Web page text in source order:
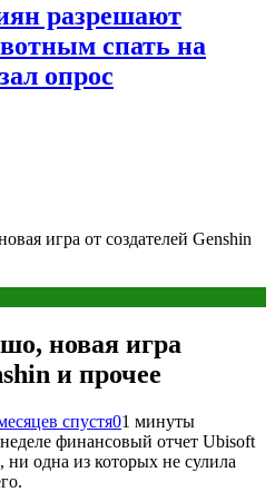
разрешают
спать на
опрос
игра от создателей Genshin
новая игра
и прочее
спустя01 минуты
финансовый отчет Ubisoft
одна из которых не сулила